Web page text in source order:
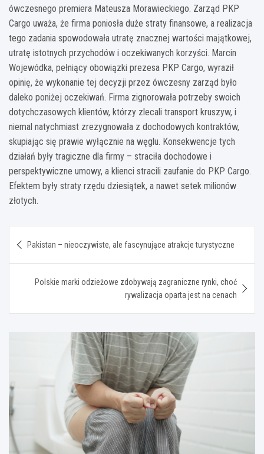
ówczesnego premiera Mateusza Morawieckiego. Zarząd PKP
Cargo uważa, że firma poniosła duże straty finansowe, a realizacja
tego zadania spowodowała utratę znacznej wartości majątkowej,
utratę istotnych przychodów i oczekiwanych korzyści. Marcin
Wojewódka, pełniący obowiązki prezesa PKP Cargo, wyraził
opinię, że wykonanie tej decyzji przez ówczesny zarząd było
daleko poniżej oczekiwań. Firma zignorowała potrzeby swoich
dotychczasowych klientów, którzy zlecali transport kruszyw, i
niemal natychmiast zrezygnowała z dochodowych kontraktów,
skupiając się prawie wyłącznie na węglu. Konsekwencje tych
działań były tragiczne dla firmy – straciła dochodowe i
perspektywiczne umowy, a klienci stracili zaufanie do PKP Cargo.
Efektem były straty rzędu dziesiątek, a nawet setek milionów
złotych.
wpisu
Pakistan – nieoczywiste, ale fascynujące atrakcje turystyczne
Polskie marki odzieżowe zdobywają zagraniczne rynki, choć
rywalizacja oparta jest na cenach